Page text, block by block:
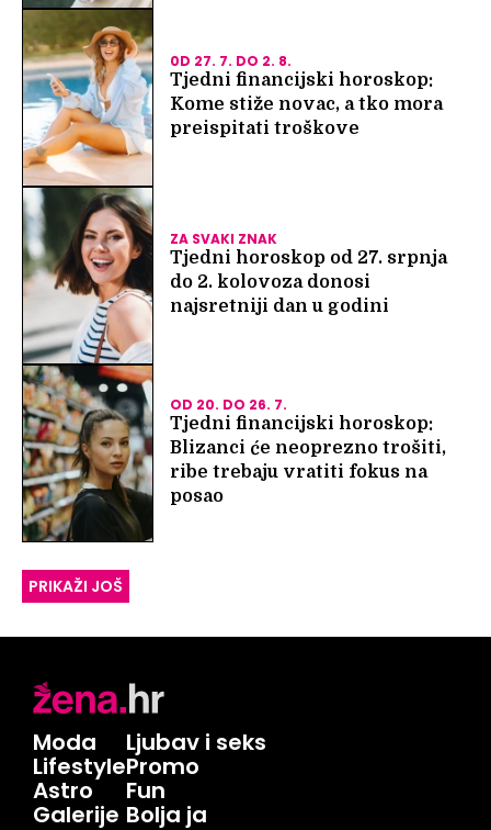
0D 27. 7. DO 2. 8.
Tjedni financijski horoskop:
Kome stiže novac, a tko mora
preispitati troškove
ZA SVAKI ZNAK
Tjedni horoskop od 27. srpnja
do 2. kolovoza donosi
najsretniji dan u godini
OD 20. DO 26. 7.
Tjedni financijski horoskop:
Blizanci će neoprezno trošiti,
ribe trebaju vratiti fokus na
posao
PRIKAŽI JOŠ
Moda
Lifestyle
Astro
Galerije
Ljubav i seks
Promo
Fun
Bolja ja